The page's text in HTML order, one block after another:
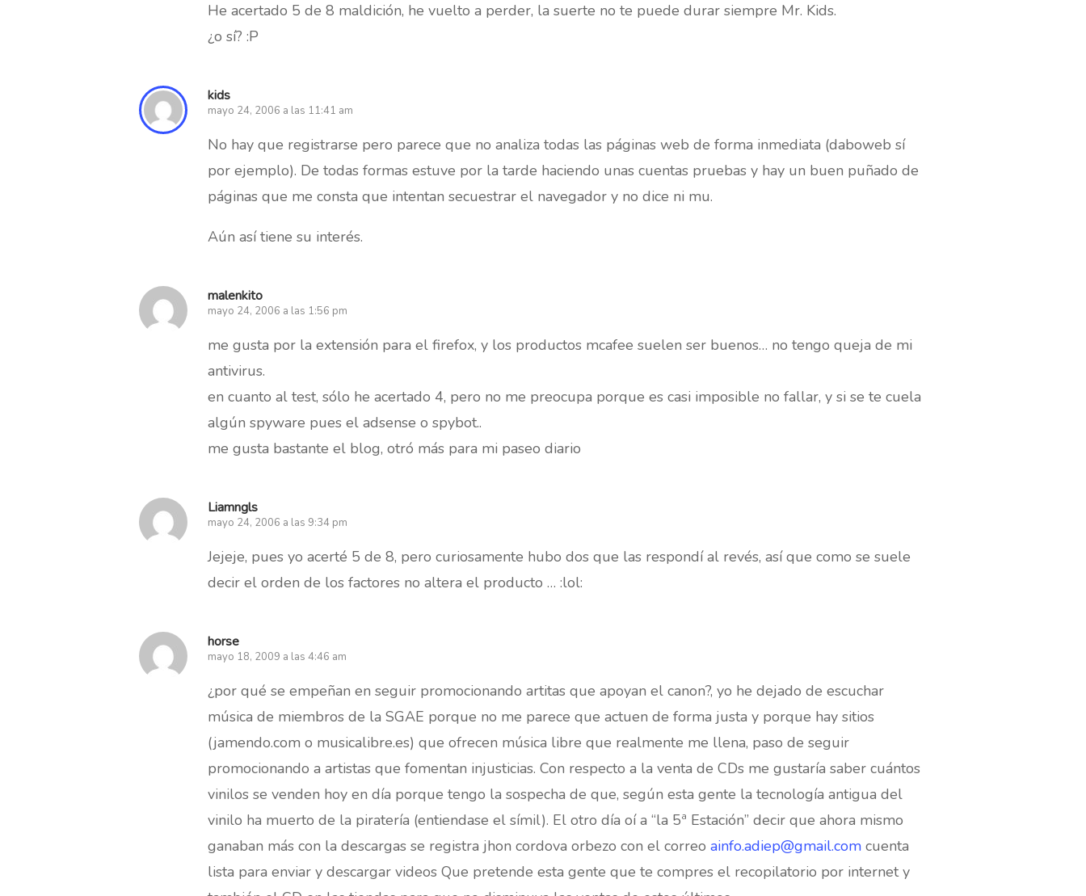
He acertado 5 de 8 maldición, he vuelto a perder, la suerte no te puede durar siempre Mr. Kids.
¿o sí? :P
kids
mayo 24, 2006 a las 11:41 am
No hay que registrarse pero parece que no analiza todas las páginas web de forma inmediata (daboweb sí
por ejemplo). De todas formas estuve por la tarde haciendo unas cuentas pruebas y hay un buen puñado de
páginas que me consta que intentan secuestrar el navegador y no dice ni mu.
Aún así tiene su interés.
malenkito
mayo 24, 2006 a las 1:56 pm
me gusta por la extensión para el firefox, y los productos mcafee suelen ser buenos… no tengo queja de mi
antivirus.
en cuanto al test, sólo he acertado 4, pero no me preocupa porque es casi imposible no fallar, y si se te cuela
algún spyware pues el adsense o spybot..
me gusta bastante el blog, otró más para mi paseo diario
Liamngls
mayo 24, 2006 a las 9:34 pm
Jejeje, pues yo acerté 5 de 8, pero curiosamente hubo dos que las respondí al revés, así que como se suele
decir el orden de los factores no altera el producto … :lol:
horse
mayo 18, 2009 a las 4:46 am
¿por qué se empeñan en seguir promocionando artitas que apoyan el canon?, yo he dejado de escuchar
música de miembros de la SGAE porque no me parece que actuen de forma justa y porque hay sitios
(jamendo.com o musicalibre.es) que ofrecen música libre que realmente me llena, paso de seguir
promocionando a artistas que fomentan injusticias. Con respecto a la venta de CDs me gustaría saber cuántos
vinilos se venden hoy en día porque tengo la sospecha de que, según esta gente la tecnología antigua del
vinilo ha muerto de la piratería (entiendase el símil). El otro día oí a “la 5ª Estación” decir que ahora mismo
ganaban más con la descargas se registra jhon cordova orbezo con el correo ainfo.adiep@gmail.com cuenta
lista para enviar y descargar videos Que pretende esta gente que te compres el recopilatorio por internet y